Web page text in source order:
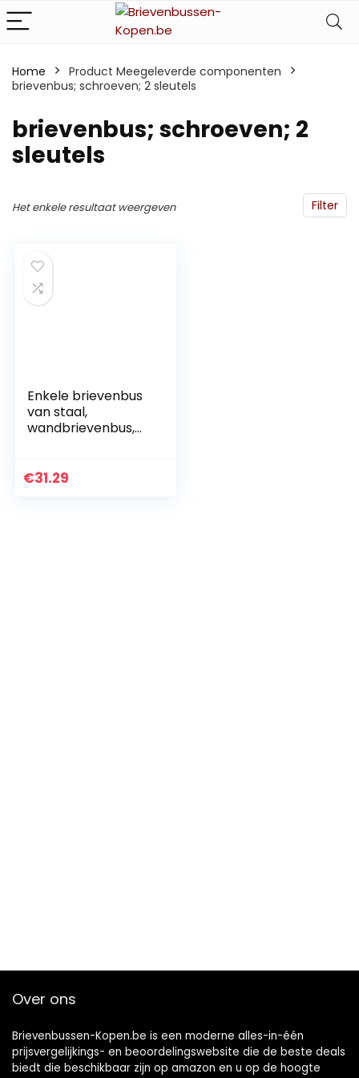
Home Product Meegeleverde componenten
brievenbus; schroeven; 2 sleutels
‎brievenbus; schroeven; 2
sleutels
Filter
Het enkele resultaat weergeven
Enkele brievenbus
van staal,
wandbrievenbus,
tijdschriften),
€31.29
Over ons
Brievenbussen-Kopen.be is een moderne alles-in-één
prijsvergelijkings- en beoordelingswebsite die de beste deals
biedt die beschikbaar zijn op amazon en u op de hoogte